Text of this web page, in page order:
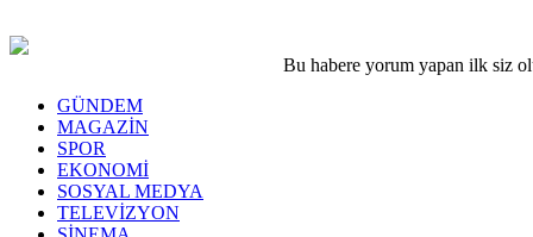
Bu habere yorum yapan ilk siz
GÜNDEM
MAGAZİN
SPOR
EKONOMİ
SOSYAL MEDYA
TELEVİZYON